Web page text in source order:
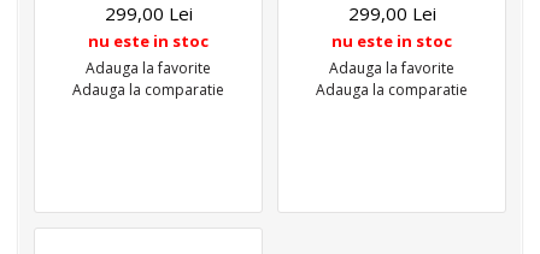
299,00 Lei
nu este in stoc
Adauga la favorite
Adauga la comparatie
299,00 Lei
nu este in stoc
Adauga la favorite
Adauga la comparatie